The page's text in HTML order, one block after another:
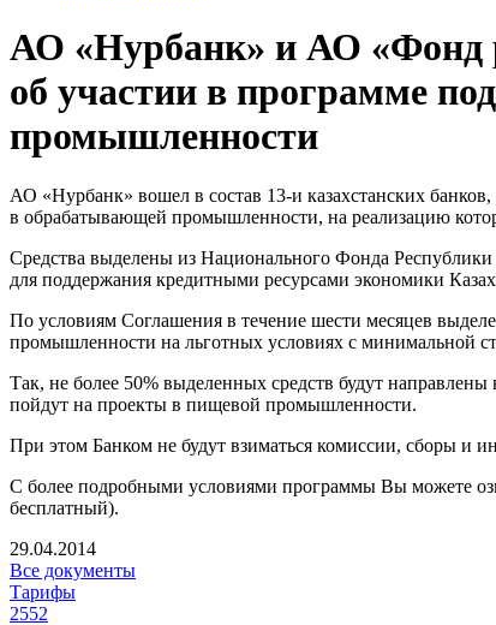
АО «Нурбанк» и АО «Фонд
об участии в программе
промышленности
АО «Нурбанк» вошел в состав 13-и казахстанских
в обрабатывающей промышленности, на реализацию
Средства выделены из Национального Фонда
для поддержания кредитными ресурсами экономики
По условиям Соглашения в течение шести месяцев
промышленности на льготных условиях с минимальной
Так, не более 50% выделенных средств будут
пойдут на проекты в пищевой промышленности.
При этом Банком не будут взиматься комиссии, сборы и
С более подробными условиями программы Вы можете
бесплатный).
29.04.2014
Все документы
Тарифы
2552